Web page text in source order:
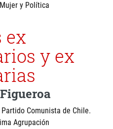
y Política
ex
y ex
Comunista de Chile.
Agrupación